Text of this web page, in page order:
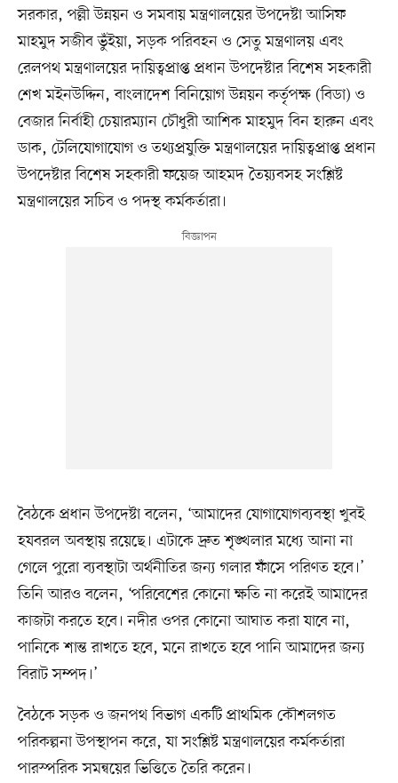
সরকার, পল্লী উন্নয়ন ও সমবায় মন্ত্রণালয়ের উপদেষ্টা আসিফ
মাহমুদ সজীব ভুঁইয়া, সড়ক পরিবহন ও সেতু মন্ত্রণালয় এবং
রেলপথ মন্ত্রণালয়ের দায়িত্বপ্রাপ্ত প্রধান উপদেষ্টার বিশেষ সহকারী
শেখ মইনউদ্দিন, বাংলাদেশ বিনিয়োগ উন্নয়ন কর্তৃপক্ষ (বিডা) ও
বেজার নির্বাহী চেয়ারম্যান চৌধুরী আশিক মাহমুদ বিন হারুন এবং
ডাক, টেলিযোগাযোগ ও তথ্যপ্রযুক্তি মন্ত্রণালয়ের দায়িত্বপ্রাপ্ত প্রধান
উপদেষ্টার বিশেষ সহকারী ফয়েজ আহমদ তৈয়্যবসহ সংশ্লিষ্ট
মন্ত্রণালয়ের সচিব ও পদস্থ কর্মকর্তারা।
বৈঠকে প্রধান উপদেষ্টা বলেন, ‘আমাদের যোগাযোগব্যবস্থা খুবই
হযবরল অবস্থায় রয়েছে। এটাকে দ্রুত শৃঙ্খলার মধ্যে আনা না
গেলে পুরো ব্যবস্থাটা অর্থনীতির জন্য গলার ফাঁসে পরিণত হবে।’
তিনি আরও বলেন, ‘পরিবেশের কোনো ক্ষতি না করেই আমাদের
কাজটা করতে হবে। নদীর ওপর কোনো আঘাত করা যাবে না,
পানিকে শান্ত রাখতে হবে, মনে রাখতে হবে পানি আমাদের জন্য
বিরাট সম্পদ।’
বৈঠকে সড়ক ও জনপথ বিভাগ একটি প্রাথমিক কৌশলগত
পরিকল্পনা উপস্থাপন করে, যা সংশ্লিষ্ট মন্ত্রণালয়ের কর্মকর্তারা
পারস্পরিক সমন্বয়ের ভিত্তিতে তৈরি করেন।